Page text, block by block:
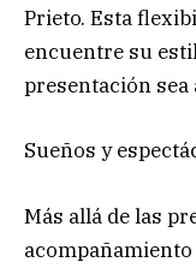
Prieto. Esta
encuentre su
presentación sea
Sueños y
Más allá de las